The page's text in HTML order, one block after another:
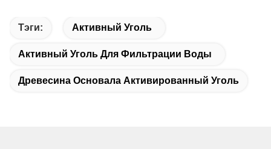
Тэги: Активный Уголь
Активный Уголь Для Фильтрации Воды
Древесина Основала Активированный Уголь